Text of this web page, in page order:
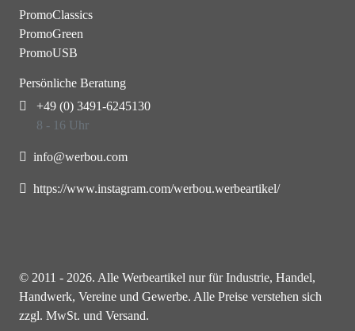
PromoClassics
PromoGreen
PromoUSB
Persönliche Beratung
+49 (0) 3491-6245130
8 - 16 Uhr
info@werbou.com
https://www.instagram.com/werbou.werbeartikel/
© 2011 - 2026. Alle Werbeartikel nur für Industrie, Handel,
Handwerk, Vereine und Gewerbe. Alle Preise verstehen sich
zzgl. MwSt. und Versand.